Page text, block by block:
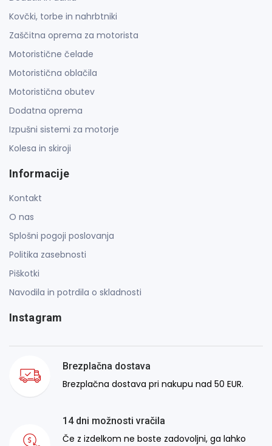
Kovčki, torbe in nahrbtniki
Zaščitna oprema za motorista
Motoristične čelade
Motoristična oblačila
Motoristična obutev
Dodatna oprema
Izpušni sistemi za motorje
Kolesa in skiroji
Informacije
Kontakt
O nas
Splošni pogoji poslovanja
Politika zasebnosti
Piškotki
Navodila in potrdila o skladnosti
Instagram
Brezplačna dostava
Brezplačna dostava pri nakupu nad 50 EUR.
14 dni možnosti vračila
Če z izdelkom ne boste zadovoljni, ga lahko